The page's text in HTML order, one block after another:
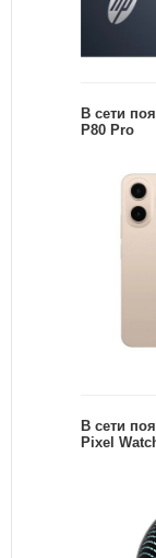
В сети
P80 Pro
В сети
Pixel